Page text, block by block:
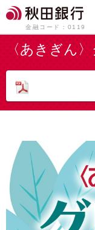
金融コード：0119
〈あきぎん